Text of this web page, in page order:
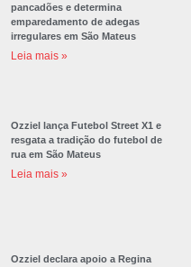
pancadões e determina
emparedamento de adegas
irregulares em São Mateus
Leia mais »
Ozziel lança Futebol Street X1 e
resgata a tradição do futebol de
rua em São Mateus
Leia mais »
Ozziel declara apoio a Regina